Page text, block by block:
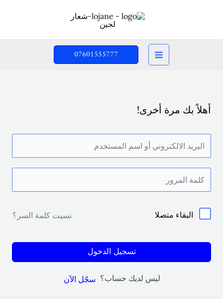
07601555777
أهلاً بك مرة أخرى!
البقاء متصلا نسيت كلمة السر؟
تسجيل الدخول
ليس لديك حساب؟ سجّل الآن